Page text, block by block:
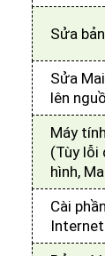
Sửa
Sửa
lên
Máy
(Tùy lỗi
hình,
Cài